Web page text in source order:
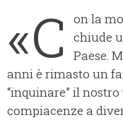
«C
on la
chiude
Paese.
anni è rimasto un
“inquinare” il
compiacenze a